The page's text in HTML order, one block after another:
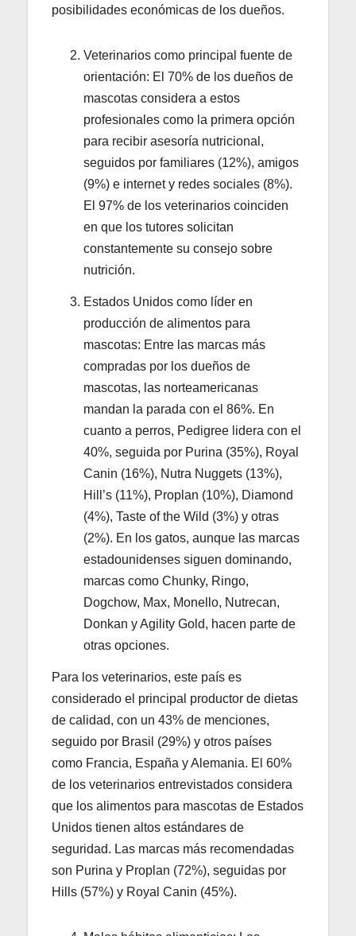
posibilidades económicas de los dueños.
Veterinarios como principal fuente de
orientación: El 70% de los dueños de
mascotas considera a estos
profesionales como la primera opción
para recibir asesoría nutricional,
seguidos por familiares (12%), amigos
(9%) e internet y redes sociales (8%).
El 97% de los veterinarios coinciden
en que los tutores solicitan
constantemente su consejo sobre
nutrición.
Estados Unidos como líder en
producción de alimentos para
mascotas: Entre las marcas más
compradas por los dueños de
mascotas, las norteamericanas
mandan la parada con el 86%. En
cuanto a perros, Pedigree lidera con el
40%, seguida por Purina (35%), Royal
Canin (16%), Nutra Nuggets (13%),
Hill’s (11%), Proplan (10%), Diamond
(4%), Taste of the Wild (3%) y otras
(2%). En los gatos, aunque las marcas
estadounidenses siguen dominando,
marcas como Chunky, Ringo,
Dogchow, Max, Monello, Nutrecan,
Donkan y Agility Gold, hacen parte de
otras opciones.
Para los veterinarios, este país es
considerado el principal productor de dietas
de calidad, con un 43% de menciones,
seguido por Brasil (29%) y otros países
como Francia, España y Alemania. El 60%
de los veterinarios entrevistados considera
que los alimentos para mascotas de Estados
Unidos tienen altos estándares de
seguridad. Las marcas más recomendadas
son Purina y Proplan (72%), seguidas por
Hills (57%) y Royal Canin (45%).